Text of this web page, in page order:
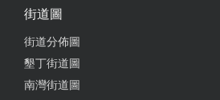
街道圖
街道分佈圖
墾丁街道圖
南灣街道圖